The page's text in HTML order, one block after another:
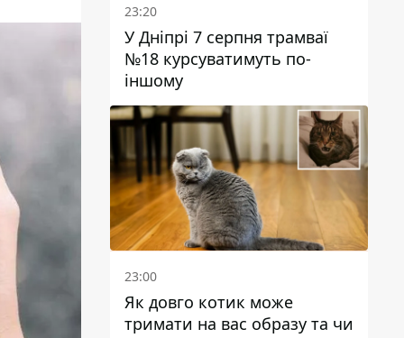
23:20
У Дніпрі 7 серпня трамваї
№18 курсуватимуть по-
іншому
23:00
Як довго котик може
тримати на вас образу та чи